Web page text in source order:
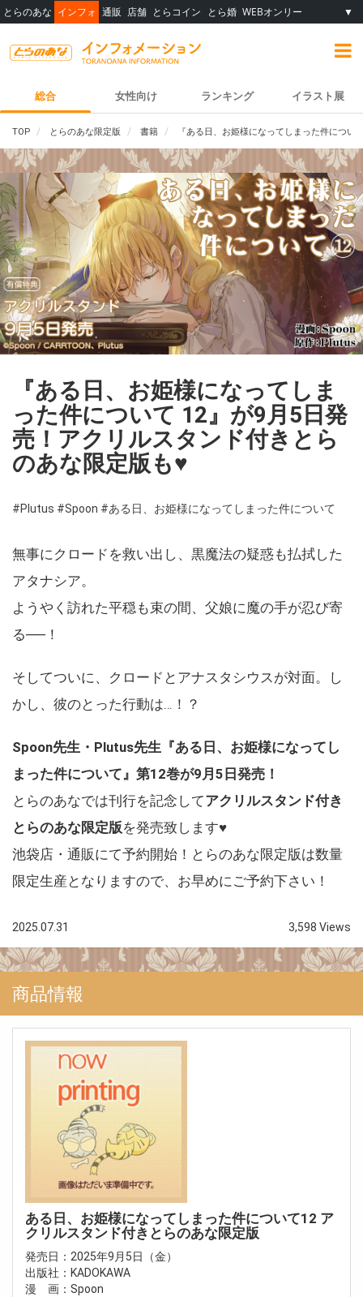
とらのあな インフォ 通販 店舗 とらコイン とら婚 WEBオンリー ▼
総合 女性向け ランキング イラスト展
TOP とらのあな限定版 書籍 『ある日、お姫様になってしまった件につ
『ある日、お姫様になってしま
った件について 12』が9月5日発
売！アクリルスタンド付きとら
のあな限定版も♥
#Plutus #Spoon #ある日、お姫様になってしまった件について
無事にクロードを救い出し、黒魔法の疑惑も払拭した
アタナシア。
ようやく訪れた平穏も束の間、父娘に魔の手が忍び寄
る──！
そしてついに、クロードとアナスタシウスが対面。し
かし、彼のとった行動は…！？
Spoon先生・Plutus先生『ある日、お姫様になってし
まった件について』第12巻が9月5日発売！
とらのあなでは刊行を記念してアクリルスタンド付き
とらのあな限定版を発売致します♥
池袋店・通販にて予約開始！とらのあな限定版は数量
限定生産となりますので、お早めにご予約下さい！
2025.07.31 3,598 Views
商品情報
ある日、お姫様になってしまった件について12 ア
クリルスタンド付きとらのあな限定版
発売日：2025年9月5日（金）
出版社：KADOKAWA
漫 画：Spoon